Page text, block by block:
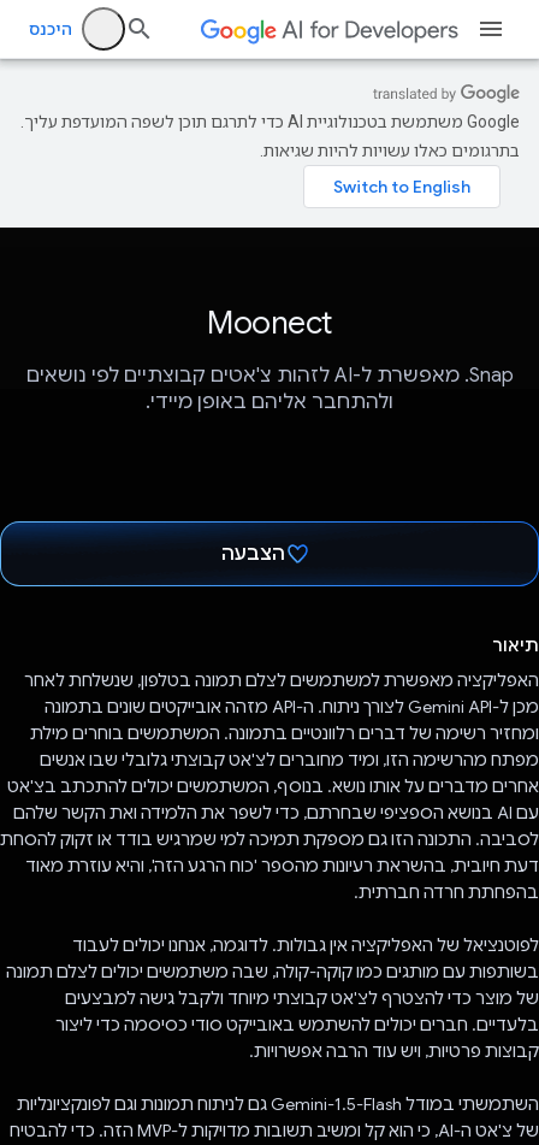
היכנס
‫Google משתמשת בטכנולוגיית AI כדי לתרגם תוכן לשפה המועדפת עליך.
בתרגומים כאלו עשויות להיות שגיאות.
Moonect
Snap. מאפשרת ל-AI לזהות צ'אטים קבוצתיים לפי נושאים
ולהתחבר אליהם באופן מיידי.
הצבעה
תיאור
האפליקציה מאפשרת למשתמשים לצלם תמונה בטלפון, שנשלחת לאחר
מכן ל-Gemini API לצורך ניתוח. ה-API מזהה אובייקטים שונים בתמונה
ומחזיר רשימה של דברים רלוונטיים בתמונה. המשתמשים בוחרים מילת
מפתח מהרשימה הזו, ומיד מחוברים לצ'אט קבוצתי גלובלי שבו אנשים
אחרים מדברים על אותו נושא. בנוסף, המשתמשים יכולים להתכתב בצ'אט
עם AI בנושא הספציפי שבחרתם, כדי לשפר את הלמידה ואת הקשר שלהם
לסביבה. התכונה הזו גם מספקת תמיכה למי שמרגיש בודד או זקוק להסחת
דעת חיובית, בהשראת רעיונות מהספר 'כוח הרגע הזה', והיא עוזרת מאוד
בהפחתת חרדה חברתית.
לפוטנציאל של האפליקציה אין גבולות. לדוגמה, אנחנו יכולים לעבוד
בשותפות עם מותגים כמו קוקה-קולה, שבה משתמשים יכולים לצלם תמונה
של מוצר כדי להצטרף לצ'אט קבוצתי מיוחד ולקבל גישה למבצעים
בלעדיים. חברים יכולים להשתמש באובייקט סודי כסיסמה כדי ליצור
קבוצות פרטיות, ויש עוד הרבה אפשרויות.
השתמשתי במודל Gemini-1.5-Flash גם לניתוח תמונות וגם לפונקציונליות
של צ'אט ה-AI, כי הוא קל ומשיב תשובות מדויקות ל-MVP הזה. כדי להבטיח